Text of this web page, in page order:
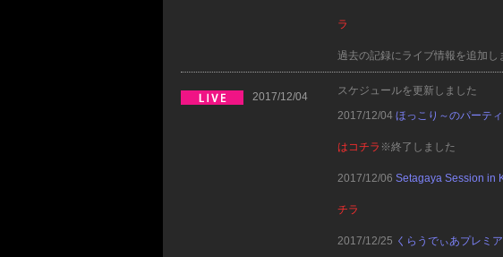
ラ
過去の記録にライブ情報を追加し
2017/12/04
スケジュールを更新しました
2017/12/04 ほっこり～のパーテ
はコチラ ※終了しました
2017/12/06 Setagaya Session in
チラ
2017/12/25 くらうでぃあプレミ